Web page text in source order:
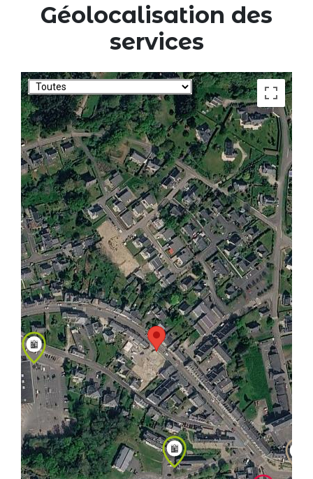
Géolocalisation des
services